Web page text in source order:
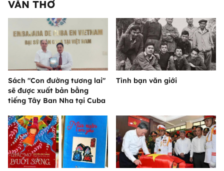
VĂN THƠ
Sách "Con đường tương lai"
sẽ được xuất bản bằng
tiếng Tây Ban Nha tại Cuba
Tình bạn văn giới